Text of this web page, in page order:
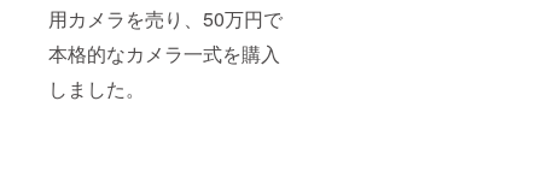
用カメラを売り、50万円で
本格的なカメラ一式を購入
しました。